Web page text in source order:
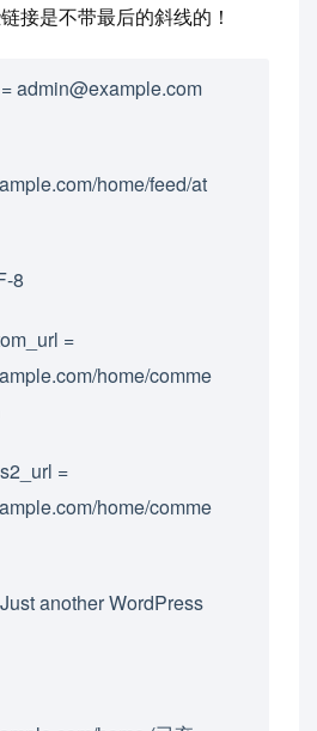
接是不带最后的斜线的！
admin@example.com
home/feed/at
8
=
home/comme
=
home/comme
another WordPress